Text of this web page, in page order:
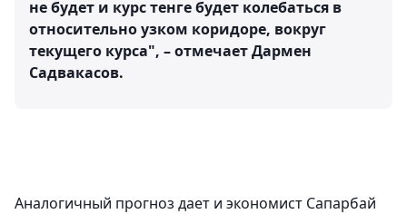
не будет и курс тенге будет колебаться в
относительно узком коридоре, вокруг
текущего курса", – отмечает Дармен
Садвакасов.
Аналогичный прогноз дает и экономист Сапарбай